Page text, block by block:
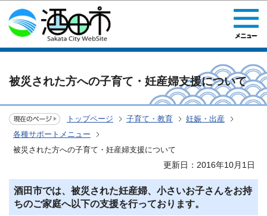
このページの本文へ移動
被災された方への子育て・妊産婦支援について
トップページ 子育て・教育
妊娠・出産
各種サポートメニュー
被災された方への子育て・妊産婦支援について
更新日：2016年10月1日
酒田市では、被災された妊産婦、小さいお子さんをお持
ちのご家庭へ以下の支援を行っております。